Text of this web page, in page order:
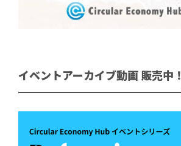
イベントアーカイブ動画 販売中！